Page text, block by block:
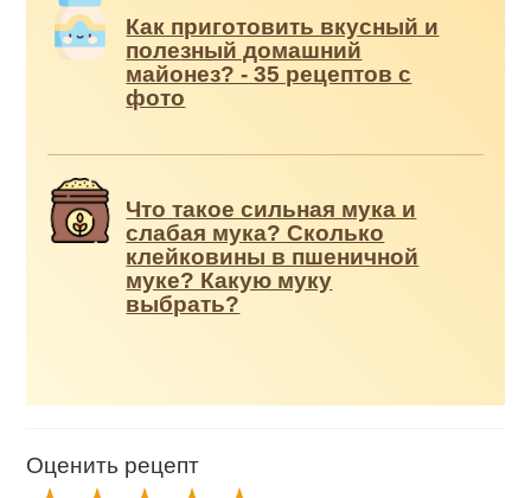
Как приготовить вкусный и
полезный домашний
майонез? - 35 рецептов с
фото
Что такое сильная мука и
слабая мука? Сколько
клейковины в пшеничной
муке? Какую муку
выбрать?
Оценить рецепт